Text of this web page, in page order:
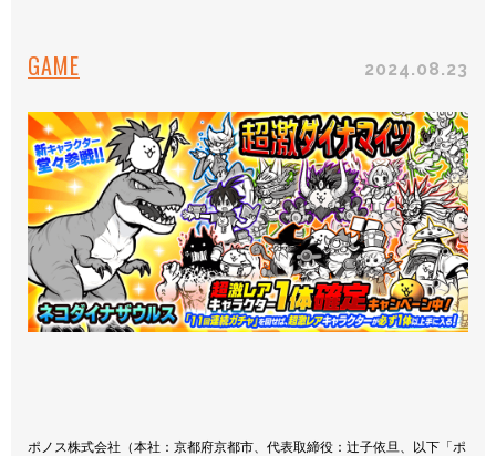
GAME 2024.08.23
ポノス株式会社（本社：京都府京都市、代表取締役：辻子依旦、以下「ポ